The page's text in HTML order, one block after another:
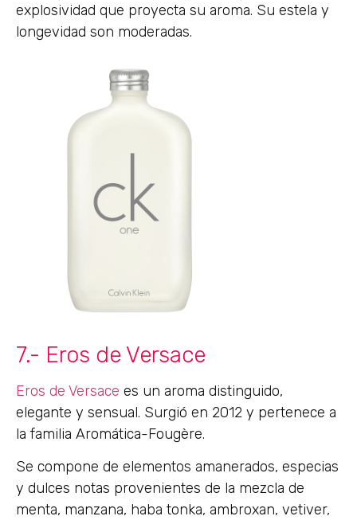
explosividad que proyecta su aroma. Su estela y
longevidad son moderadas.
7.- Eros de Versace
Eros de Versace es un aroma distinguido,
elegante y sensual. Surgió en 2012 y pertenece a
la familia Aromática-Fougère.
Se compone de elementos amanerados, especias
y dulces notas provenientes de la mezcla de
menta, manzana, haba tonka, ambroxan, vetiver,